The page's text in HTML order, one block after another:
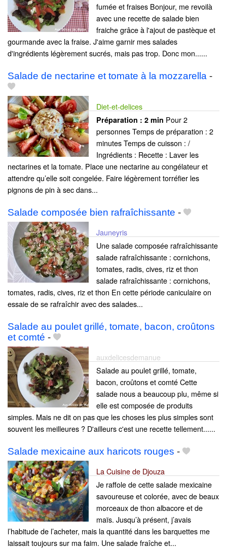
fumée et fraises Bonjour, me revoilà
avec une recette de salade bien
fraiche grâce à l'ajout de pastèque et
gourmande avec la fraise. J'aime garnir mes salades
d'ingrédients légèrement sucrés, mais pas trop. Donc mon......
Salade de nectarine et tomate à la mozzarella -
Diet-et-delices
Préparation : 2 min Pour 2
personnes Temps de préparation : 2
minutes Temps de cuisson : /
Ingrédients : Recette : Laver les
nectarines et la tomate. Place une nectarine au congélateur et
attendre qu’elle soit congelée. Faire légèrement torréfier les
pignons de pin à sec dans...
Salade composée bien rafraîchissante -
Jauneyris
Une salade composée rafraîchissante
salade rafraîchissante : cornichons,
tomates, radis, cives, riz et thon
salade rafraîchissante : cornichons,
tomates, radis, cives, riz et thon En cette période caniculaire on
essaie de se rafraîchir avec des salades...
Salade au poulet grillé, tomate, bacon, croûtons
et comté -
auxdelicesdemanue
Salade au poulet grillé, tomate,
bacon, croûtons et comté Cette
salade nous a beaucoup plu, même si
elle est composée de produits
simples. Mais ne dit on pas que les choses les plus simples sont
souvent les meilleures ? D'ailleurs c'est une recette tellement......
Salade mexicaine aux haricots rouges -
La Cuisine de Djouza
Je raffole de cette salade mexicaine
savoureuse et colorée, avec de beaux
morceaux de thon albacore et de
maïs. Jusqu’à présent, j’avais
l’habitude de l’acheter, mais la quantité dans les barquettes me
laissait toujours sur ma faim. Une salade fraîche et...